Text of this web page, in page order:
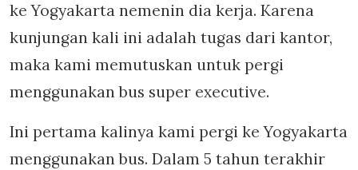
ke Yogyakarta nemenin dia kerja. Karena
kunjungan kali ini adalah tugas dari kantor,
maka kami memutuskan untuk pergi
menggunakan bus super executive.
Ini pertama kalinya kami pergi ke Yogyakarta
menggunakan bus. Dalam 5 tahun terakhir